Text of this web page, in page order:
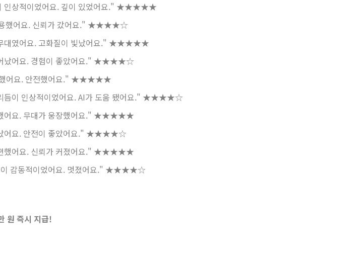
인상적이었어요. 깊이 있었어요." ★★★★★
했어요. 신뢰가 갔어요." ★★★★☆
대였어요. 고화질이 빛났어요." ★★★★★
났어요. 경험이 좋았어요." ★★★★☆
어요. 안전했어요." ★★★★★
듬이 인상적이었어요. AI가 도움 됐어요." ★★★★☆
어요. 무대가 웅장했어요." ★★★★★
어요. 안전이 좋았어요." ★★★★☆
했어요. 신뢰가 커졌어요." ★★★★★
감동적이었어요. 멋졌어요." ★★★★☆
원 즉시 지급!